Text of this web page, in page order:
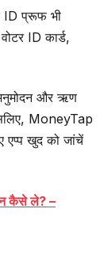
ID प्रूफ भी
ID कार्ड,
और ऋण
MoneyTap
एप्प खुद को जांचें
कैसे ले? –